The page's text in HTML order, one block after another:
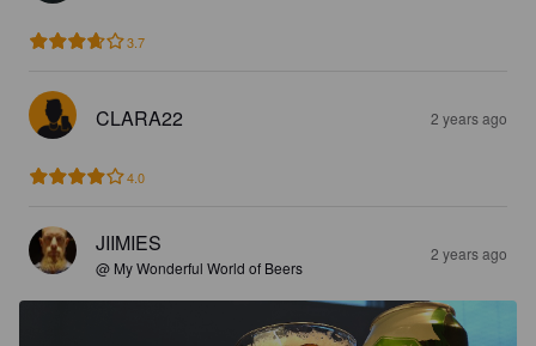
3.7
CLARA22 2 years ago
4.0
JIIMIES
@ My Wonderful World of Beers
2 years ago